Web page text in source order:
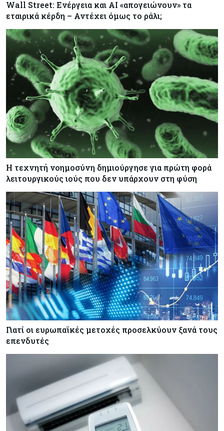
Wall Street: Ενέργεια και AI «απογειώνουν» τα
εταιρικά κέρδη – Αντέχει όμως το ράλι;
Η τεχνητή νοημοσύνη δημιούργησε για πρώτη φορά
λειτουργικούς ιούς που δεν υπάρχουν στη φύση
Γιατί οι ευρωπαϊκές μετοχές προσελκύουν ξανά τους
επενδυτές